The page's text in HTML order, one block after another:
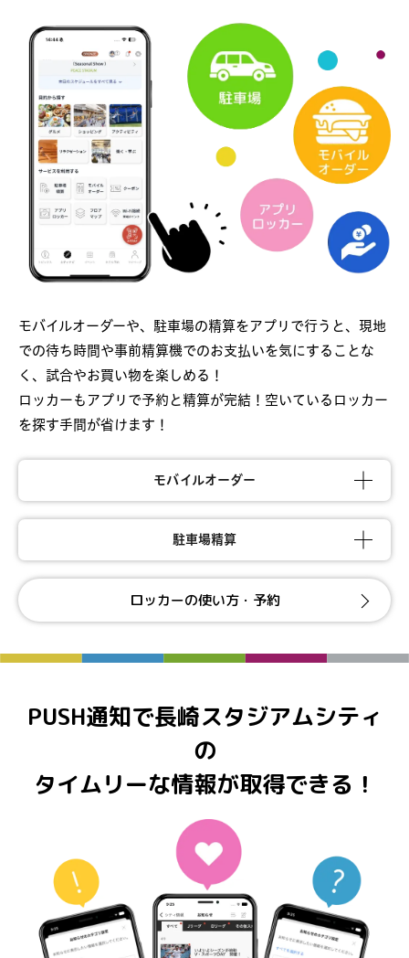
シティナビタブの「Wi-Fi接続来場ポイント」をタップ
モバイルオーダーや、駐車場の精算をアプリで行うと、現地
での待ち時間や事前精算機でのお支払いを気にすることな
く、試合やお買い物を楽しめる！
ロッカーもアプリで予約と精算が完結！空いているロッカー
を探す手間が省けます！
モバイルオーダー
シティナビタブの「モバイルオーダー」をタップ
駐車場精算
シティナビタブの「駐車場」をタップ
ロッカーの使い方・予約
PUSH通知で長崎スタジアムシティ
の
タイムリーな情報が取得できる！